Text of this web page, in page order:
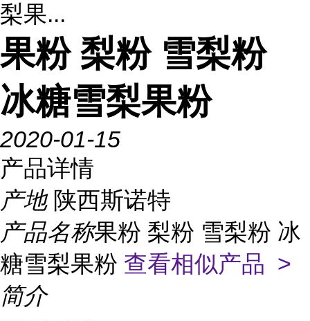
梨果...
果粉 梨粉 雪梨粉
冰糖雪梨果粉
2020-01-15
产品详情
产地 陕西斯诺特
产品名称果粉 梨粉 雪梨粉 冰
糖雪梨果粉 查看相似产品 >
简介